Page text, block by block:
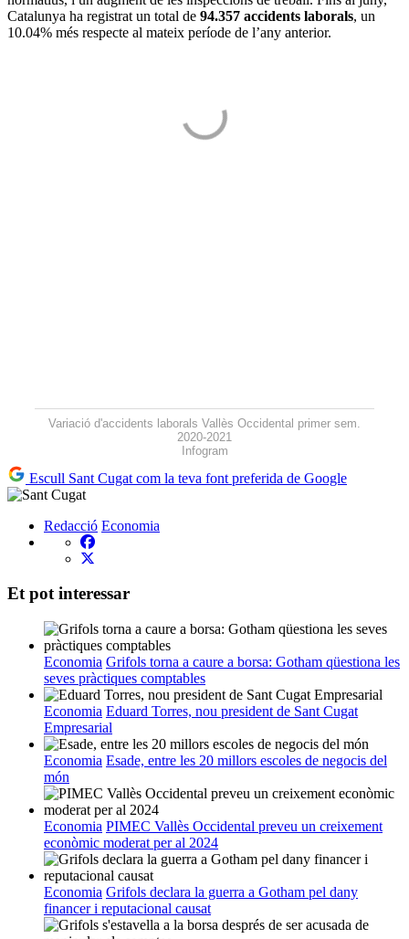
Catalunya ha registrat un total de 94.357 accidents laborals, un
10.04% més respecte al mateix període de l’any anterior.
Variació d'accidents laborals Vallès Occidental primer sem.
2020-2021
Infogram
Escull Sant Cugat com la teva font preferida de Google
Redacció Economia
Et pot interessar
Economia Grifols torna a caure a borsa: Gotham qüestiona les
seves pràctiques comptables
Economia Eduard Torres, nou president de Sant Cugat
Empresarial
Economia Esade, entre les 20 millors escoles de negocis del
món
Economia PIMEC Vallès Occidental preveu un creixement
econòmic moderat per al 2024
Economia Grifols declara la guerra a Gotham pel dany
financer i reputacional causat